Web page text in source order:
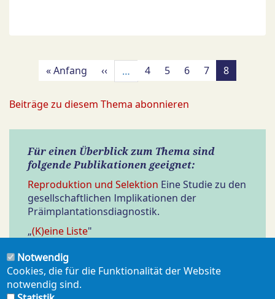
Seitennummerierung
Erste
« Anfang
Vorherige
Seite
‹‹ … Page
4 Page
5 Page
6 Page
7
Aktuelle
Seite
8
Beiträge zu diesem Thema abonnieren
Für einen Überblick zum Thema sind
folgende Publikationen geeignet:
Reproduktion und Selektion Eine Studie zu den
gesellschaftlichen Implikationen der
Präimplantationsdiagnostik.
„(K)eine Liste"
„PID-Zentren wollen mehr
GID 232: Oktober 2015
Notwendig
Cookies, die für die Funktionalität der Website
notwendig sind.